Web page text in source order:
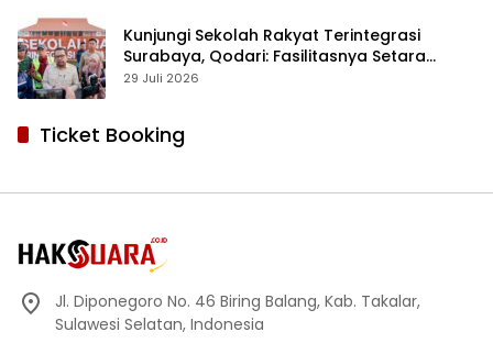
Kunjungi Sekolah Rakyat Terintegrasi
Surabaya, Qodari: Fasilitasnya Setara
Sekolah Swasta Terbaik
29 Juli 2026
Ticket Booking
Jl. Diponegoro No. 46 Biring Balang, Kab. Takalar,
Sulawesi Selatan, Indonesia